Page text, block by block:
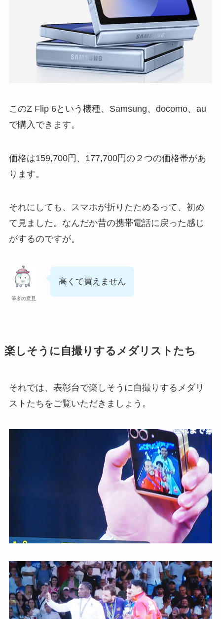
このZ Flip 6という機種、Samsung、docomo、au
で購入できます。
価格は159,700円、177,700円の２つの価格帯があ
ります。
それにしても、スマホが折りたためるって、初め
て見ました。なんだか昔の携帯電話に戻った感じ
がするのですが。
筆者の意見
高くて買えません
楽しそうに自撮りするメダリストたち
それでは、表彰台で楽しそうに自撮りするメダリ
ストたちをご覧いただきましょう。